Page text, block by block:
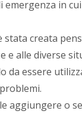
emergenza in
stata creata
e alle diverse
da essere
aggiungere o